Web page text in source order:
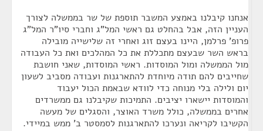
אנחנו קיבלנו באמצע המשבר תוספת של שר בממשלה לצורך
העניין הזה, אבל בהחלט גם ראשי המל"ג וחברי סיו"ר המל"ג
פרופ' פרלמן, היינו בעצם זוג ואחרי זה שלישייה מובילה
בראש השר שבעצם מתכללת את כל המהלכים ואת כל העבודה
מול הממשלה ומול המוסדות. ראשי המוסדות, שאני חושבת
שחייבים להם תודה מיוחדת להתארגנות ועבודה מסביב לשעון
יום ולילה בלי מנוחה כדי לוודא שבאמת הכול יעבוד
והמוסדות יישארו יציבים. התמיכות שקיבלנו גם ממשרדים
אחרים בממשלה, כולל משרד האוצר, והסגלים של מעשה
הקשיבו לקריאה ונערכו להתארגנות לסמסטר ב' ממש במיידי.